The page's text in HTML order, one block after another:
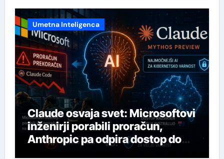
Umetna Inteligenca
Claude osvaja svet: Microsoftovi
inženirji porabili proračun,
Anthropic pa odpira dostop do
svojega najmočnejšega AI-ja